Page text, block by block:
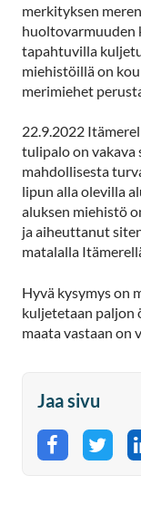
merkityksen
huoltovarmuuden
tapahtuvilla
miehistöillä on
merimiehet
22.9.2022
tulipalo on vakava
mahdollisesta
lipun alla olevilla
aluksen miehistö
ja aiheuttanut
matalalla
Hyvä kysymys on
kuljetetaan paljon
maata vastaan on
Jaa sivu
Jaa Jaa